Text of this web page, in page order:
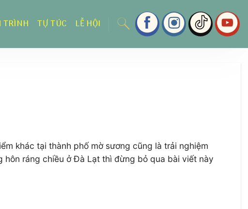
TRÌNH TỰ TÚC LỄ HỘI
khác tại thành phố mờ sương cũng là trải nghiệm
hôn ráng chiều ở Đà Lạt thì đừng bỏ qua bài viết này